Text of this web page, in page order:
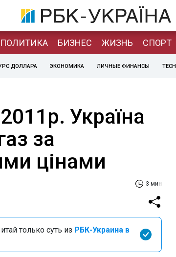
ПОЛИТИКА БИЗНЕС ЖИЗНЬ СПОРТ
ДОЛЛАРА ЭКОНОМИКА ЛИЧНЫЕ ФИНАНСЫ TECH
Україна
за
цінами
3 мин
только суть из РБК-Украина в